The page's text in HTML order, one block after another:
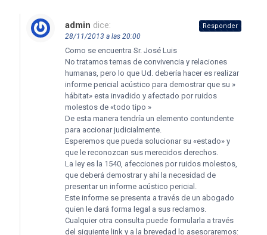
admin dice:
28/11/2013 a las 20:00
Como se encuentra Sr. José Luis
No tratamos temas de convivencia y relaciones
humanas, pero lo que Ud. debería hacer es realizar
informe pericial acústico para demostrar que su »
hábitat» esta invadido y afectado por ruidos
molestos de «todo tipo »
De esta manera tendría un elemento contundente
para accionar judicialmente.
Esperemos que pueda solucionar su «estado» y
que le reconozcan sus merecidos derechos.
La ley es la 1540, afecciones por ruidos molestos,
que deberá demostrar y ahí la necesidad de
presentar un informe acústico pericial.
Este informe se presenta a través de un abogado
quien le dará forma legal a sus reclamos.
Cualquier otra consulta puede formularla a través
del siguiente link y a la brevedad lo asesoraremos:
Responder